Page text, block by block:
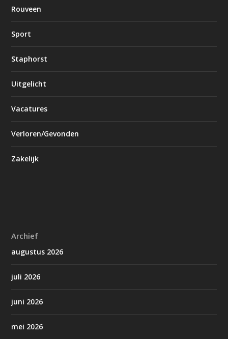
Rouveen
Sport
Staphorst
Uitgelicht
Vacatures
Verloren/Gevonden
Zakelijk
Archief
augustus 2026
juli 2026
juni 2026
mei 2026